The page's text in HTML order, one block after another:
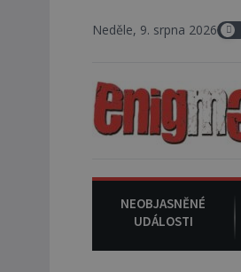
Neděle, 9. srpna 2026
9.
NEOBJASNĚNÉ
UDÁLOSTI